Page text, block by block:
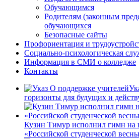
Обучающимся
Родителям (законным
обучающихся
Безопасные сайты
Профориентация и
Социально-психологическая
Информация в СМИ о колледже
Контакты
горизонты для будущих и
Кузин Тимур исполнил гимн на
«Российской студенческой